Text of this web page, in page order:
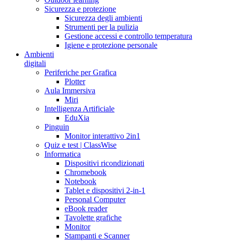
Sicurezza e protezione
Sicurezza degli ambienti
Strumenti per la pulizia
Gestione accessi e controllo temperatura
Igiene e protezione personale
Ambienti
digitali
Periferiche per Grafica
Plotter
Aula Immersiva
Miri
Intelligenza Artificiale
EduXia
Pinguin
Monitor interattivo 2in1
Quiz e test | ClassWise
Informatica
Dispositivi ricondizionati
Chromebook
Notebook
Tablet e dispositivi 2-in-1
Personal Computer
eBook reader
Tavolette grafiche
Monitor
Stampanti e Scanner